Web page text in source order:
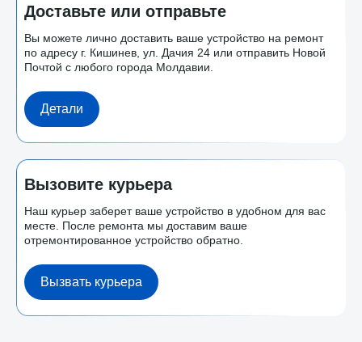
Доставьте или отправьте
Вы можете лично доставить ваше устройство на ремонт
по адресу г. Кишинев, ул. Дачия 24 или отправить Новой
Почтой с любого города Молдавии.
Детали
Вызовите курьера
Наш курьер заберет ваше устройство в удобном для вас
месте. После ремонта мы доставим ваше
отремонтированное устройство обратно.
Вызвать курьера